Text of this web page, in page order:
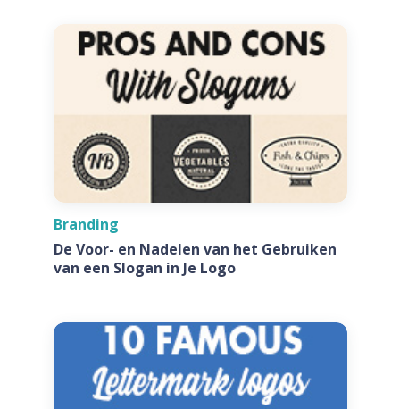
Branding
De Voor- en Nadelen van het Gebruiken
van een Slogan in Je Logo